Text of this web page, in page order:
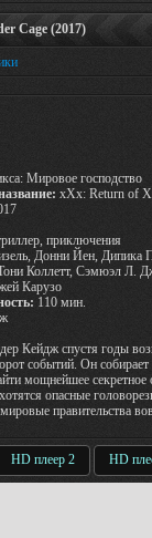
Cage (2017)
Мировое господство
xXx: Return of
приключения
Донни Йен, Дипика
Коллетт, Сэмюэл Л.
Карузо
110 мин.
Кейдж спустя годы
событий. Он
мощнейшее
опасные
правительства
HD плеер 2 HD